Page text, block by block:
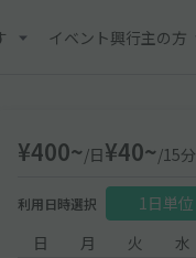
イベント興行主の方
¥400~/日¥40~/15分
利用日時選択 1日単位
日
月 火 水